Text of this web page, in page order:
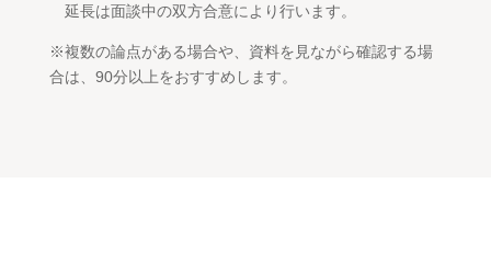
延長は面談中の双方合意により行います。
※複数の論点がある場合や、資料を見ながら確認する場
合は、90分以上をおすすめします。